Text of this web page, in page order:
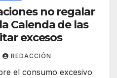
no regalar
Calenda de las
excesos
REDACCIÓN
el consumo excesivo